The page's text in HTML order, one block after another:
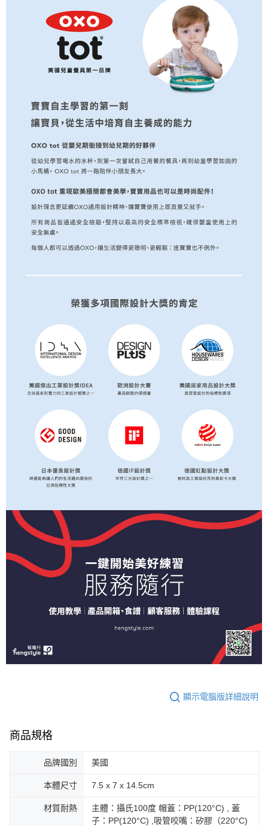
顯示電腦版詳細說明
商品規格
品牌國別 美國
本體尺寸 7.5 x 7 x 14.5cm
材質耐熱
主體：攝氏100度 帽蓋：PP(120°C) , 蓋
子：PP(120°C) ,吸管咬嘴：矽膠（220°C)